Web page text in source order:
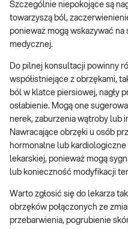
Szczególnie niepokojące są
towarzyszą ból,
ponieważ mogą wskazywać
medycznej.
Do pilnej konsultacji powinny
współistniejące z obrzękami,
ból w klatce piersiowej, nagły
osłabienie. Mogą one
nerek, zaburzenia wątroby lub
Nawracające obrzęki u osób
hormonalne lub
lekarskiej, ponieważ mogą
lub konieczność modyfikacji
Warto zgłosić się do lekarza
obrzęków połączonych ze
przebarwienia, pogrubienie